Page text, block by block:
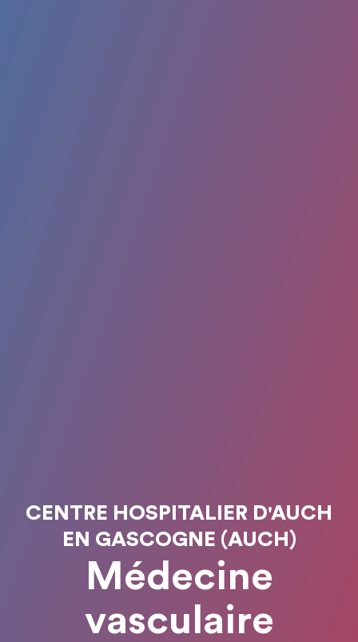
CENTRE HOSPITALIER D'AUCH
EN GASCOGNE (AUCH)
Médecine
vasculaire